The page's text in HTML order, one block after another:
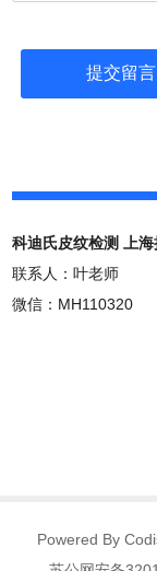
科迪氏皮纹检测 上
联系人：叶老师
微信：MH110320
Powered By